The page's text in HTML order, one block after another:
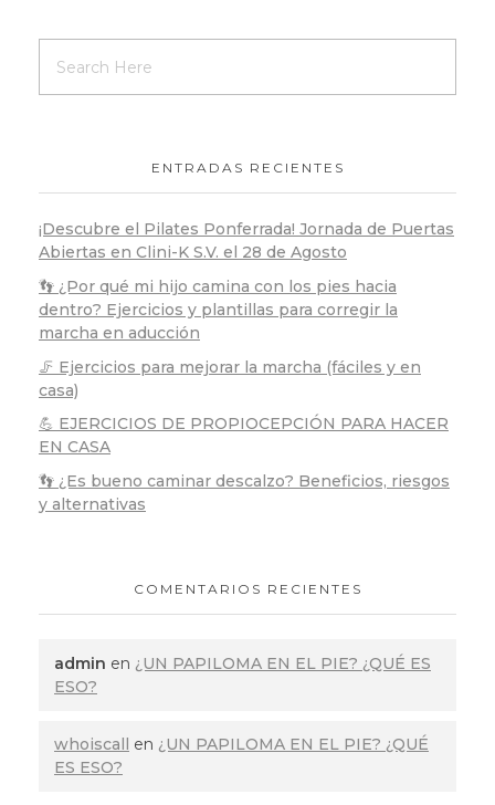
ENTRADAS RECIENTES
¡Descubre el Pilates Ponferrada! Jornada de Puertas
Abiertas en Clini-K S.V. el 28 de Agosto
👣 ¿Por qué mi hijo camina con los pies hacia
dentro? Ejercicios y plantillas para corregir la
marcha en aducción
🦵 Ejercicios para mejorar la marcha (fáciles y en
casa)
💪 EJERCICIOS DE PROPIOCEPCIÓN PARA HACER
EN CASA
👣 ¿Es bueno caminar descalzo? Beneficios, riesgos
y alternativas
COMENTARIOS RECIENTES
admin en ¿UN PAPILOMA EN EL PIE? ¿QUÉ ES
ESO?
whoiscall en ¿UN PAPILOMA EN EL PIE? ¿QUÉ
ES ESO?